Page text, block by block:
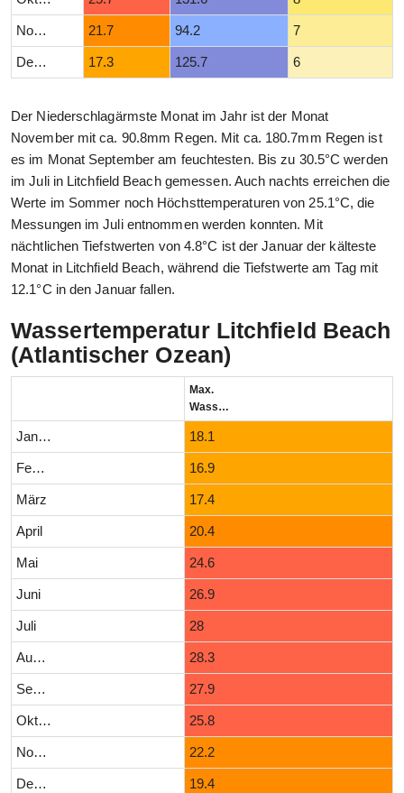
November 21.7 94.2 7
Dezember 17.3 125.7 6
Der Niederschlagärmste Monat im Jahr ist der Monat
November mit ca. 90.8mm Regen. Mit ca. 180.7mm Regen ist
es im Monat September am feuchtesten. Bis zu 30.5°C werden
im Juli in Litchfield Beach gemessen. Auch nachts erreichen die
Werte im Sommer noch Höchsttemperaturen von 25.1°C, die
Messungen im Juli entnommen werden konnten. Mit
nächtlichen Tiefstwerten von 4.8°C ist der Januar der kälteste
Monat in Litchfield Beach, während die Tiefstwerte am Tag mit
12.1°C in den Januar fallen.
Wassertemperatur Litchfield Beach
(Atlantischer Ozean)
Max.
Wassertemperatur (°C)
Januar 18.1
Februar 16.9
März 17.4
April 20.4
Mai 24.6
Juni 26.9
Juli 28
August 28.3
September 27.9
Oktober 25.8
November 22.2
Dezember 19.4